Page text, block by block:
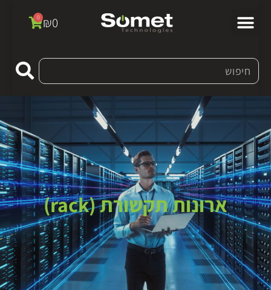
₪0
0
ארונות תקשורת (rack)